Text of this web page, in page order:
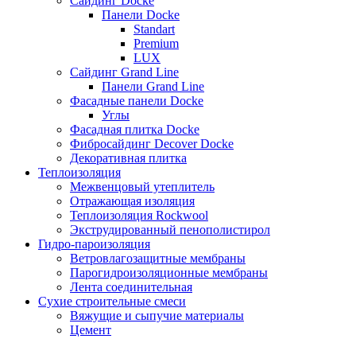
Панели Docke
Standart
Premium
LUX
Сайдинг Grand Line
Панели Grand Line
Фасадные панели Docke
Углы
Фасадная плитка Docke
Фибросайдинг Decover Docke
Декоративная плитка
Теплоизоляция
Межвенцовый утеплитель
Отражающая изоляция
Теплоизоляция Rockwool
Экструдированный пенополистирол
Гидро-пароизоляция
Ветровлагозащитные мембраны
Парогидроизоляционные мембраны
Лента соединительная
Сухие строительные смеси
Вяжущие и сыпучие материалы
Цемент